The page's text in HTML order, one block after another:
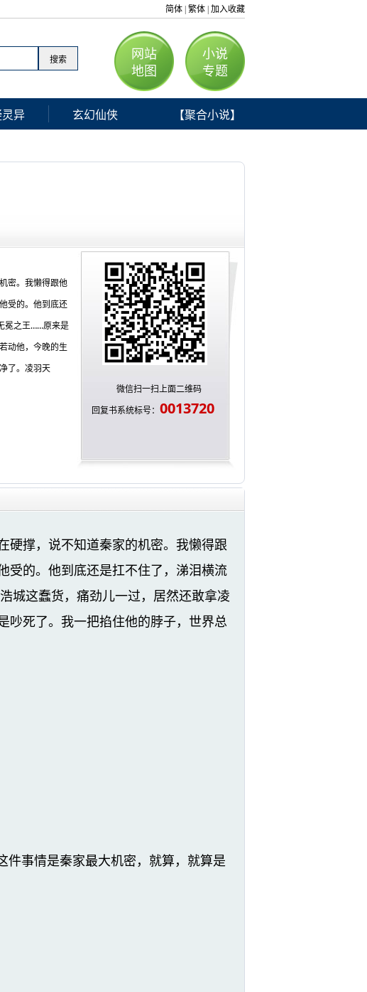
简体 繁体 加入收藏
网站
地图
小说
专题
异 玄幻仙侠 【聚合小说】
密。我懒得跟他
受的。他到底还
冕之王……原来是
动他，今晚的生
了。凌羽天
微信扫一扫上面二维码
回复书系统标号： 0013720
硬撑，说不知道秦家的机密。我懒得跟
受的。他到底还是扛不住了，涕泪横流
城这蠢货，痛劲儿一过，居然还敢拿凌
吵死了。我一把掐住他的脖子，世界总
事情是秦家最大机密，就算，就算是